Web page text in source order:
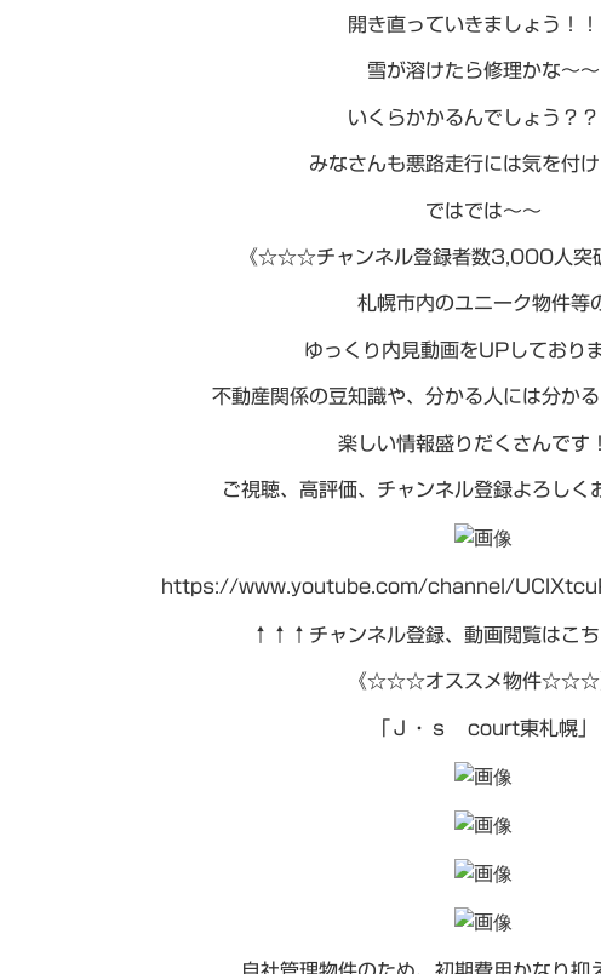
開き直っていきましょう！！
雪が溶けたら修理かな～～
いくらかかるんでしょう？？
みなさんも悪路走行には気を付け
ではでは～～
《☆☆☆チャンネル登録者数3,000人
札幌市内のユニーク物件等
ゆっくり内見動画をUPしており
不動産関係の豆知識や、分かる人には分か
楽しい情報盛りだくさんです
ご視聴、高評価、チャンネル登録よろしく
https://www.youtube.com/channel/
↑↑↑チャンネル登録、動画閲覧はこ
《☆☆☆オススメ物件☆☆☆
「Ｊ・ｓ court東札幌」
自社管理物件のため、初期費用かなり抑